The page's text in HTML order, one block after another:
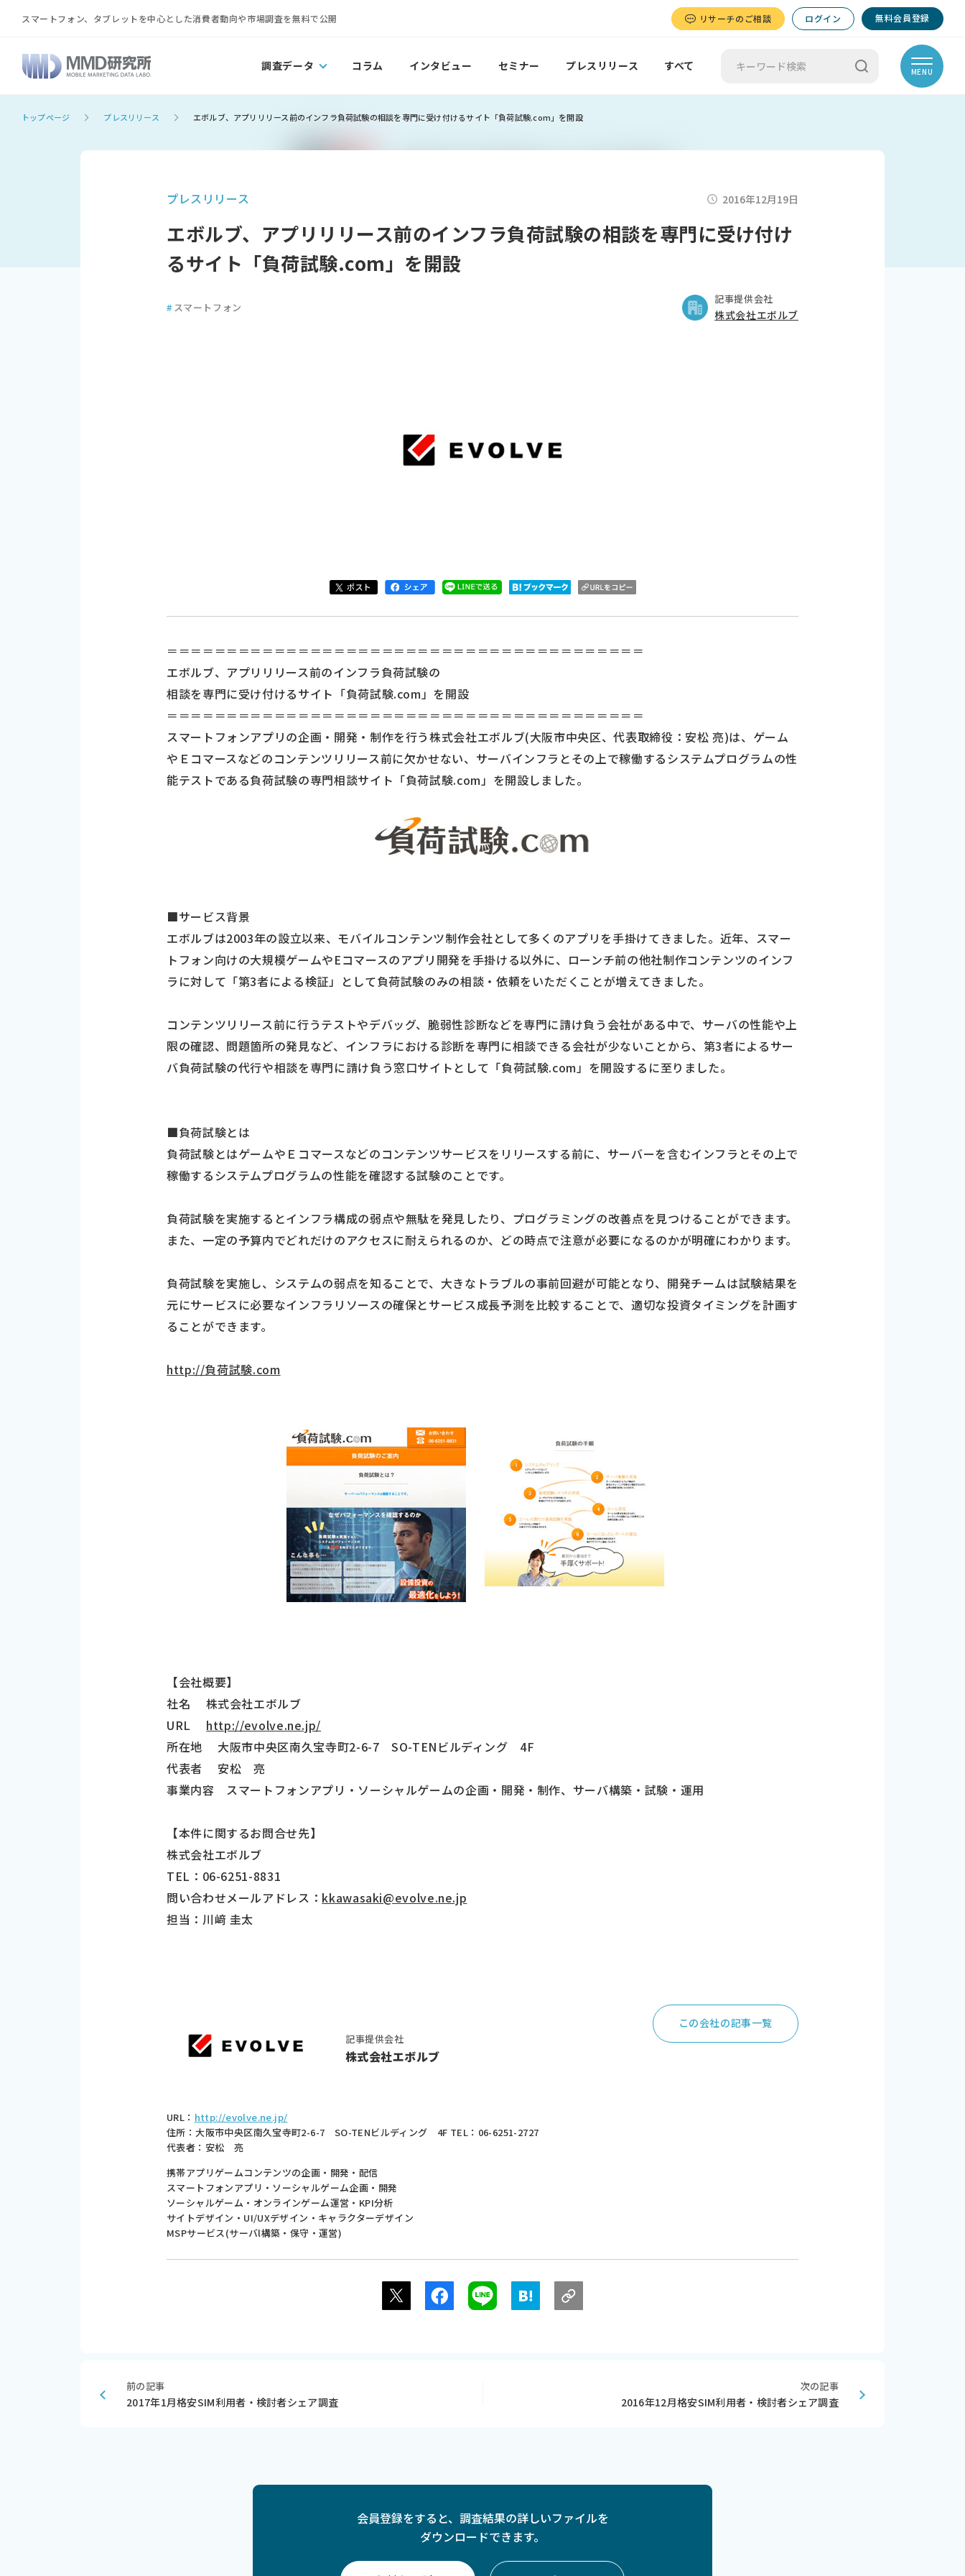
スマートフォン、タブレットを中心とした消費者動向や市場調査を無料で公開 リサーチのご相談 ログイン 無料会員登録
調査データ コラム インタビュー セミナー プレスリリース すべて MENU
トップページ プレスリリース エボルブ、アプリリリース前のインフラ負荷試験の相談を専門に受け付けるサイト「負荷試験.com」を開設
プレスリリース 2016年12月19日
エボルブ、アプリリリース前のインフラ負荷試験の相談を専門に受け付け
るサイト「負荷試験.com」を開設
# スマートフォン
記事提供会社
株式会社エボルブ
＝＝＝＝＝＝＝＝＝＝＝＝＝＝＝＝＝＝＝＝＝＝＝＝＝＝＝＝＝＝＝＝＝＝＝＝＝＝＝＝
エボルブ、アプリリリース前のインフラ負荷試験の
相談を専門に受け付けるサイト「負荷試験.com」を開設
＝＝＝＝＝＝＝＝＝＝＝＝＝＝＝＝＝＝＝＝＝＝＝＝＝＝＝＝＝＝＝＝＝＝＝＝＝＝＝＝
スマートフォンアプリの企画・開発・制作を行う株式会社エボルブ(大阪市中央区、代表取締役：安松 亮)は、ゲーム
やＥコマースなどのコンテンツリリース前に欠かせない、サーバインフラとその上で稼働するシステムプログラムの性
能テストである負荷試験の専門相談サイト「負荷試験.com」を開設しました。
■サービス背景
エボルブは2003年の設立以来、モバイルコンテンツ制作会社として多くのアプリを手掛けてきました。近年、スマー
トフォン向けの大規模ゲームやEコマースのアプリ開発を手掛ける以外に、ローンチ前の他社制作コンテンツのインフ
ラに対して「第3者による検証」として負荷試験のみの相談・依頼をいただくことが増えてきました。
コンテンツリリース前に行うテストやデバッグ、脆弱性診断などを専門に請け負う会社がある中で、サーバの性能や上
限の確認、問題箇所の発見など、インフラにおける診断を専門に相談できる会社が少ないことから、第3者によるサー
バ負荷試験の代行や相談を専門に請け負う窓口サイトとして「負荷試験.com」を開設するに至りました。
■負荷試験とは
負荷試験とはゲームやＥコマースなどのコンテンツサービスをリリースする前に、サーバーを含むインフラとその上で
稼働するシステムプログラムの性能を確認する試験のことです。
負荷試験を実施するとインフラ構成の弱点や無駄を発見したり、プログラミングの改善点を見つけることができます。
また、一定の予算内でどれだけのアクセスに耐えられるのか、どの時点で注意が必要になるのかが明確にわかります。
負荷試験を実施し、システムの弱点を知ることで、大きなトラブルの事前回避が可能となり、開発チームは試験結果を
元にサービスに必要なインフラリソースの確保とサービス成長予測を比較することで、適切な投資タイミングを計画す
ることができます。
http://負荷試験.com
【会社概要】
社名 株式会社エボルブ
URL http://evolve.ne.jp/
所在地 大阪市中央区南久宝寺町2-6-7 SO-TENビルディング 4F
代表者 安松 亮
事業内容 スマートフォンアプリ・ソーシャルゲームの企画・開発・制作、サーバ構築・試験・運用
【本件に関するお問合せ先】
株式会社エボルブ
TEL：06-6251-8831
問い合わせメールアドレス： kkawasaki@evolve.ne.jp
担当：川﨑 圭太
記事提供会社
株式会社エボルブ
URL： http://evolve.ne.jp/
住所：大阪市中央区南久宝寺町2-6-7 SO-TENビルディング 4F TEL：06-6251-2727
代表者：安松 亮
携帯アプリゲームコンテンツの企画・開発・配信
スマートフォンアプリ・ソーシャルゲーム企画・開発
ソーシャルゲーム・オンラインゲーム運営・KPI分析
サイトデザイン・UI/UXデザイン・キャラクターデザイン
MSPサービス(サーバl構築・保守・運営)
この会社の記事一覧
前の記事
2017年1月格安SIM利用者・検討者シェア調査
次の記事
2016年12月格安SIM利用者・検討者シェア調査
会員登録をすると、 調査結果の詳しいファイルを
ダウンロードできます。